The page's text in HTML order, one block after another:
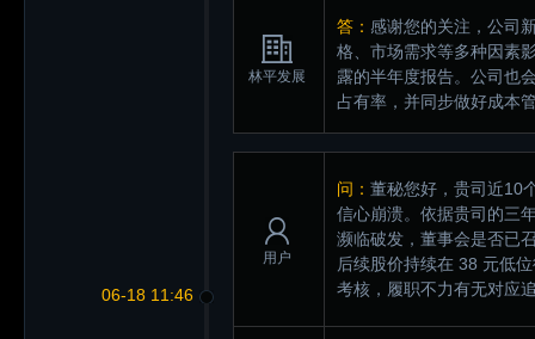
林平发展
答： 感谢您的关注，公司
格、市场需求等多种因素
露的半年度报告。公司也
占有率，并同步做好成本
06-18 11:46
用户
问： 董秘您好，贵司近10
信心崩溃。依据贵司的三
濒临破发，董事会是否已
后续股价持续在 38 元低
考核，履职不力有无对应